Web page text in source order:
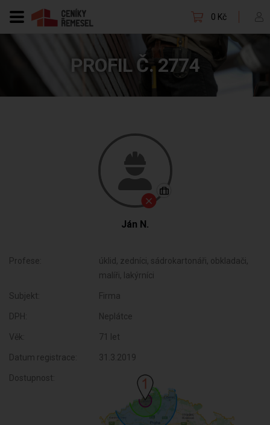
0 Kč
PROFIL Č. 2774
Ján N.
Profese:
úklid, zedníci, sádrokartonáři, obkladači,
malíři, lakýrníci
Subjekt: Firma
DPH: Neplátce
Věk: 71 let
Datum registrace: 31.3.2019
Dostupnost: